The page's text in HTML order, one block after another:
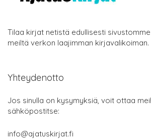
Tilaa kirjat netistä edullisesti
meiltä verkon laajimman kirjavalikoiman.
Yhteydenotto
Jos sinulla on kysymyksiä, voit ottaa
sähköpostitse:
info@ajatuskirjat.fi